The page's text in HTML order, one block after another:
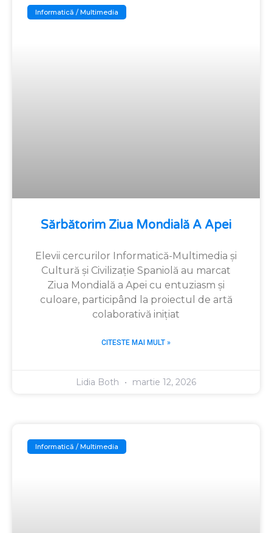
Informatică / Multimedia
Sărbătorim Ziua Mondială A Apei
Elevii cercurilor Informatică-Multimedia și
Cultură și Civilizație Spaniolă au marcat
Ziua Mondială a Apei cu entuziasm și
culoare, participând la proiectul de artă
colaborativă inițiat
CITESTE MAI MULT »
Lidia Both martie 12, 2026
Informatică / Multimedia